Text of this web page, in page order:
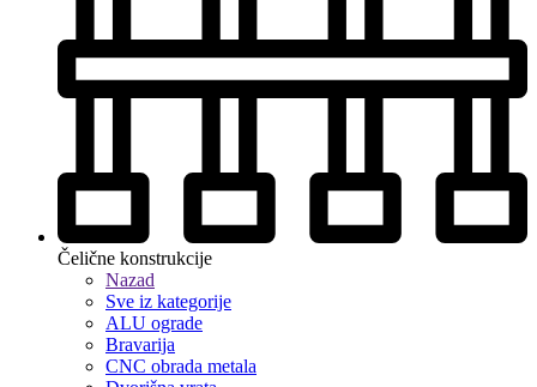
Čelične konstrukcije
Nazad
Sve iz kategorije
ALU ograde
Bravarija
CNC obrada metala